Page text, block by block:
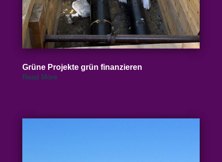
Grüne Projekte grün finanzieren
Read More